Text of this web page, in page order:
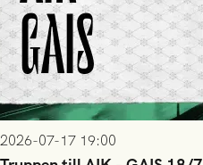
2026-07-17 19:00